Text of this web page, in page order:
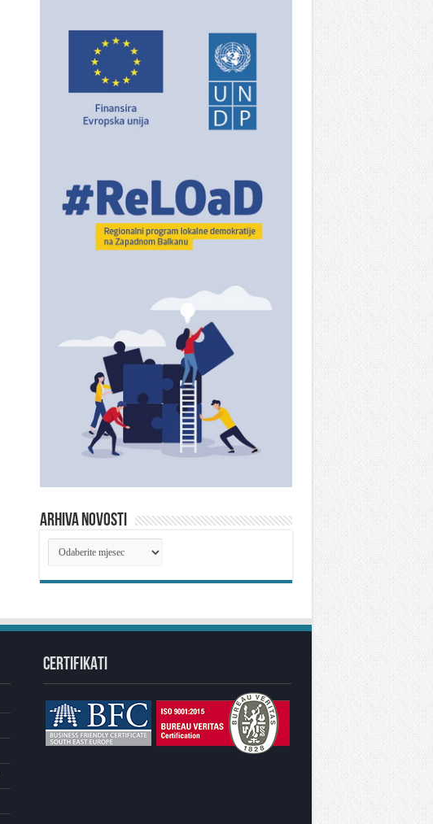
ARHIVA NOVOSTI
ARHIVA
NOVOSTI
CERTIFIKATI